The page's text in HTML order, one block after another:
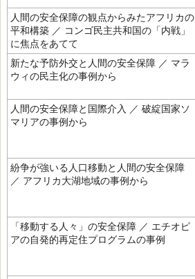
人間の安全保障の観点からみたアフリカの
平和構築 ／ コンゴ民主共和国の「内戦」
に焦点をあてて
新たな予防外交と人間の安全保障 ／ マラ
ウィの民主化の事例から
人間の安全保障と国際介入 ／ 破綻国家ソ
マリアの事例から
紛争が強いる人口移動と人間の安全保障
／ アフリカ大湖地域の事例から
「移動する人々」の安全保障 ／ エチオピ
アの自発的再定住プログラムの事例